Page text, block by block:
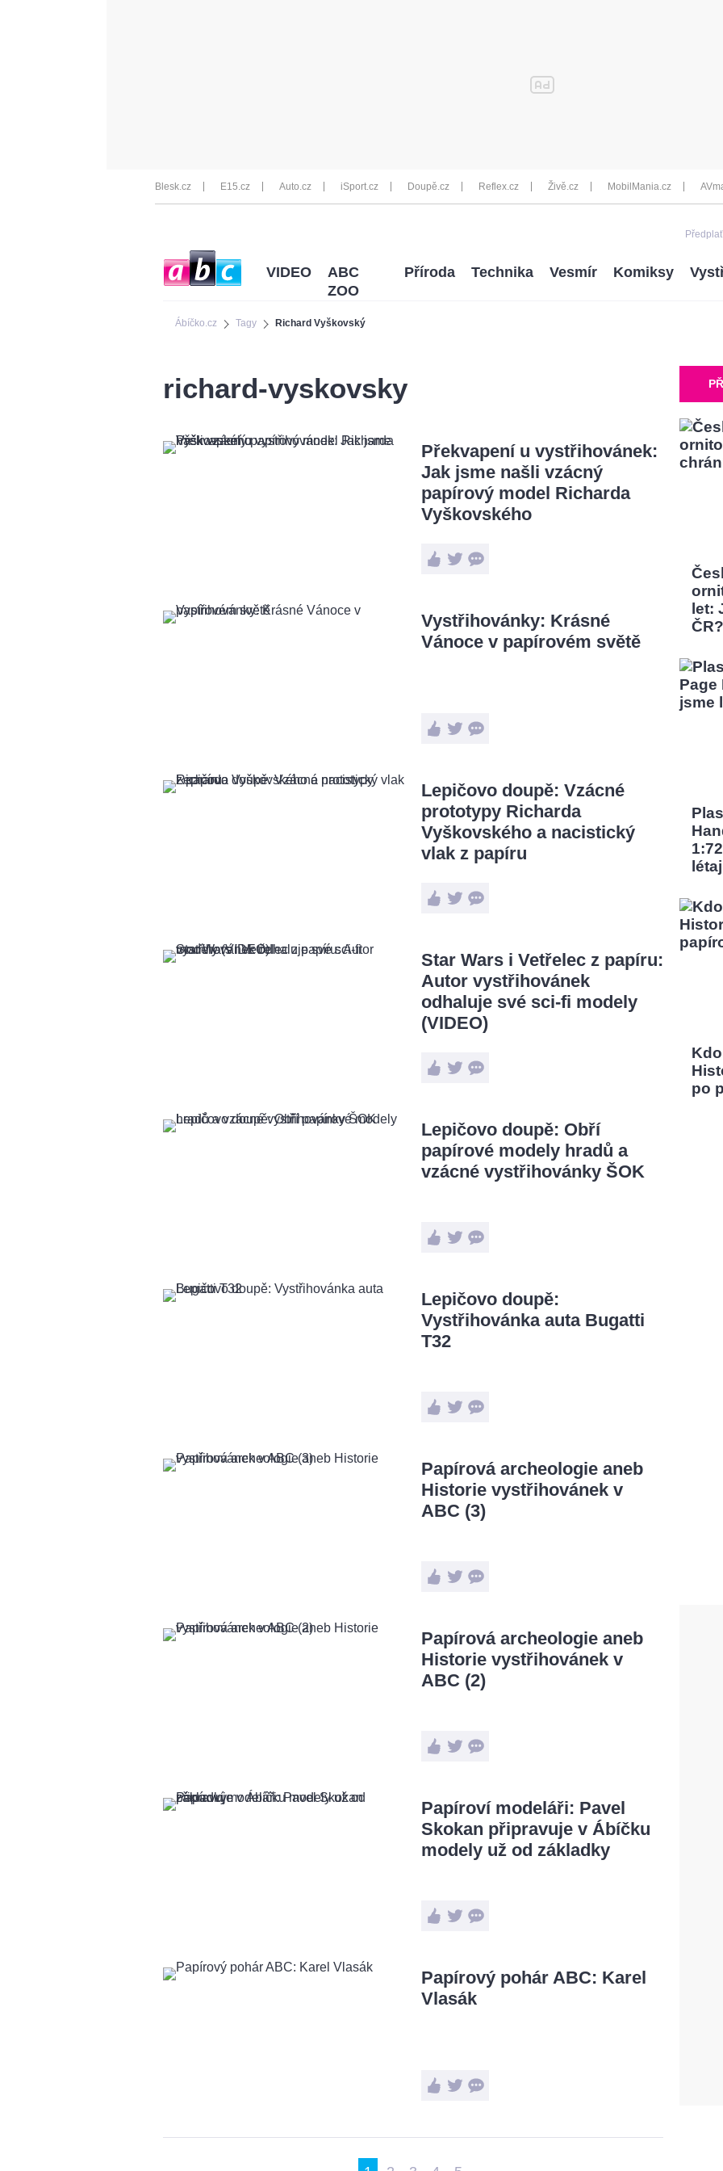
Blesk.cz E15.cz Auto.cz iSport.cz Doupě.cz Reflex.cz Živě.cz MobilMania.cz
Ábíčko.cz Tagy Richard Vyškovský
VIDEO
ABC
ZOO
Příroda Technika Vesmír Komiksy
richard-vyskovsky
Překvapení u vystřihovánek:
Jak jsme našli vzácný
papírový model Richarda
Vyškovského
Vystřihovánky: Krásné
Vánoce v papírovém světě
Lepičovo doupě: Vzácné
prototypy Richarda
Vyškovského a nacistický
vlak z papíru
Star Wars i Vetřelec z papíru:
Autor vystřihovánek
odhaluje své sci-fi modely
(VIDEO)
Lepičovo doupě: Obří
papírové modely hradů a
vzácné vystřihovánky ŠOK
Lepičovo doupě:
Vystřihovánka auta Bugatti
T32
Papírová archeologie aneb
Historie vystřihovánek v
ABC (3)
Papírová archeologie aneb
Historie vystřihovánek v
ABC (2)
Papíroví modeláři: Pavel
Skokan připravuje v Ábíčku
modely už od základky
Papírový pohár ABC: Karel
Vlasák
let:
ČR?
po